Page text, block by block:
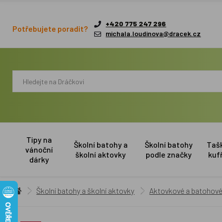
Potřebujete poradit?
+420 775 247 296
michala.loudinova@dracek.cz
Tipy na
vánoční
dárky
Školní batohy a
školní aktovky
Školní batohy
podle značky
Školní batohy a školní aktovky Aktovkové a